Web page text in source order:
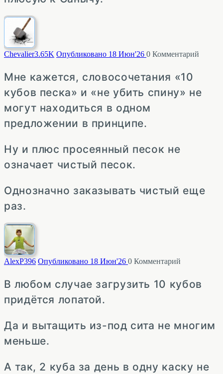
Chevalier3.65K Опубликовано 18 Июн'26 0 Комментарий
Мне кажется, словосочетания «10
кубов песка» и «не убить спину» не
могут находиться в одном
предложении в принципе.
Ну и плюс просеянный песок не
означает чистый песок.
Однозначно заказывать чистый еще
раз.
AlexP396 Опубликовано 18 Июн'26 0 Комментарий
В любом случае загрузить 10 кубов
придётся лопатой.
Да и вытащить из-под сита не многим
меньше.
А так, 2 куба за день в одну каску не